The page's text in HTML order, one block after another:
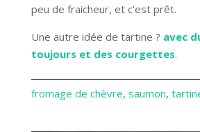
peu de fraicheur, et c’est prêt.
Une autre idée de tartine ? avec
toujours et des courgettes.
fromage de chèvre, saumon,